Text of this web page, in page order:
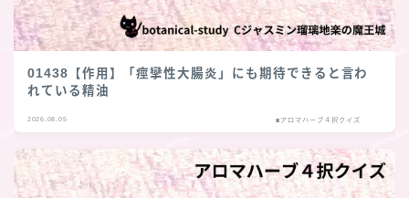
01438【作用】「痙攣性大腸炎」にも期待できると言わ
れている精油
2026.08.05 ■アロマハーブ４択クイズ